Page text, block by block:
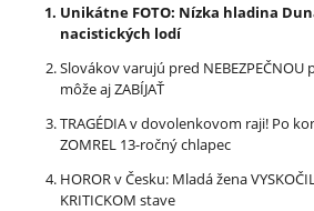
Unikátne FOTO: Nízka hladina
nacistických lodí
Slovákov varujú pred
môže aj ZABÍJAŤ
TRAGÉDIA v dovolenkovom raji! Po
ZOMREL 13-ročný chlapec
HOROR v Česku: Mladá žena
KRITICKOM stave